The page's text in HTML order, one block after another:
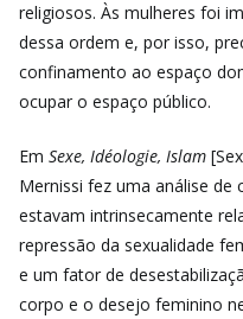
religiosos. Às mulheres foi
dessa ordem e, por isso,
confinamento ao espaço
ocupar o espaço público.
Em Sexe, Idéologie, Islam
Mernissi fez uma análise de
estavam intrinsecamente
repressão da sexualidade
e um fator de
corpo e o desejo feminino